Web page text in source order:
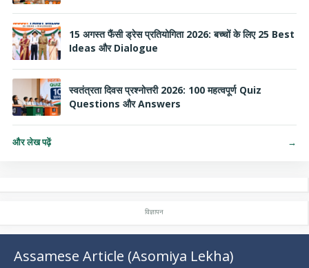
15 अगस्त फैंसी ड्रेस प्रतियोगिता 2026: बच्चों के लिए 25 Best
Ideas और Dialogue
स्वतंत्रता दिवस प्रश्नोत्तरी 2026: 100 महत्वपूर्ण Quiz
Questions और Answers
और लेख पढ़ें →
Assamese Article (Asomiya Lekha)